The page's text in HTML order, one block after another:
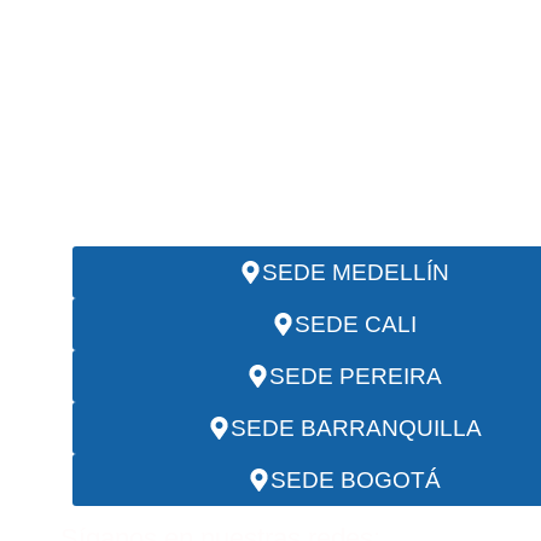
SEDE MEDELLÍN
SEDE CALI
SEDE PEREIRA
SEDE BARRANQUILLA
SEDE BOGOTÁ